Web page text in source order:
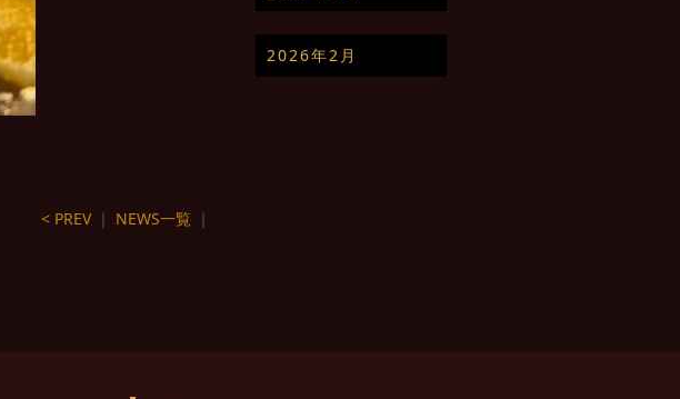
< PREV｜ NEWS一覧 ｜
2026年2月